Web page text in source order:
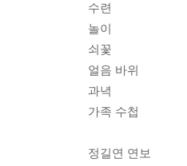
수련
놀이
쇠꽃
얼음 바위
과녁
가족 수첩
정길연 연보